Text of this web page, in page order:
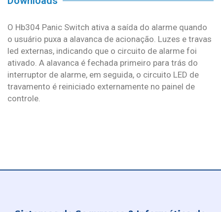
O Hb304 Panic Switch ativa a saída do alarme quando
o usuário puxa a alavanca de acionação. Luzes e travas
led externas, indicando que o circuito de alarme foi
ativado. A alavanca é fechada primeiro para trás do
interruptor de alarme, em seguida, o circuito LED de
travamento é reiniciado externamente no painel de
controle.